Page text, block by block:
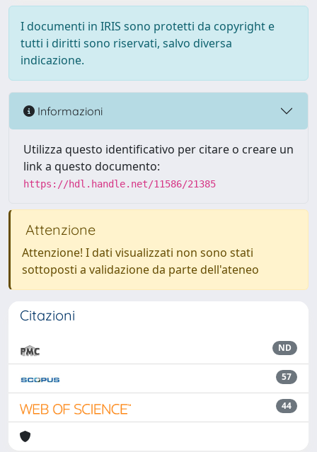
I documenti in IRIS sono protetti da copyright e
tutti i diritti sono riservati, salvo diversa
indicazione.
Informazioni
Utilizza questo identificativo per citare o creare un
link a questo documento:
https://hdl.handle.net/11586/21385
Attenzione
Attenzione! I dati visualizzati non sono stati
sottoposti a validazione da parte dell'ateneo
Citazioni
ND
57
44